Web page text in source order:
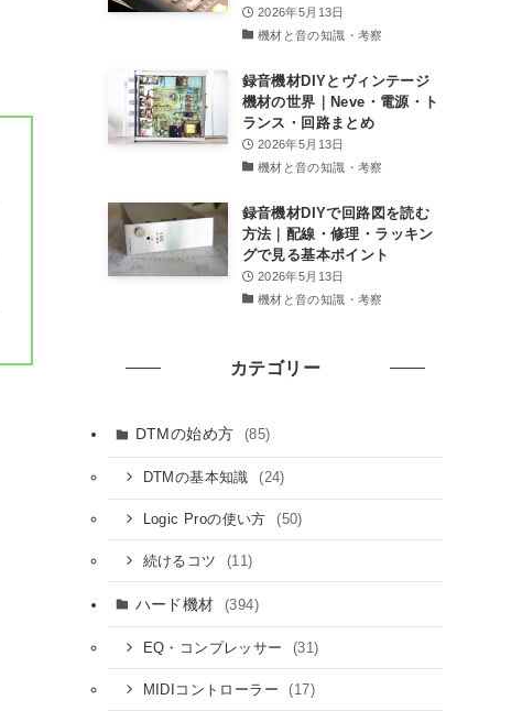
2026年5月13日
機材と音の知識・考察
録音機材DIYとヴィンテージ
機材の世界｜Neve・電源・ト
ランス・回路まとめ
2026年5月13日
機材と音の知識・考察
録音機材DIYで回路図を読む
方法｜配線・修理・ラッキン
グで見る基本ポイント
2026年5月13日
機材と音の知識・考察
カテゴリー
DTMの始め方 (85)
DTMの基本知識 (24)
Logic Proの使い方 (50)
続けるコツ (11)
ハード機材 (394)
EQ・コンプレッサー (31)
MIDIコントローラー (17)